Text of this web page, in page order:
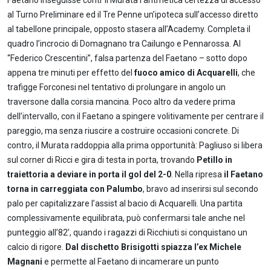
al Turno Preliminare ed il Tre Penne un’ipoteca sull’accesso diretto
al tabellone principale, opposto stasera all’Academy. Completa il
quadro l’incrocio di Domagnano tra Cailungo e Pennarossa. Al
“Federico Crescentini”, falsa partenza del Faetano – sotto dopo
appena tre minuti per effetto delfuoco amico di Acquarelli, che
trafigge Forconesi nel tentativo di prolungare in angolo un
traversone dalla corsia mancina. Poco altro da vedere prima
dell’intervallo, con il Faetano a spingere volitivamente per centrare il
pareggio, ma senza riuscire a costruire occasioni concrete. Di
contro, il Murata raddoppia alla prima opportunità: Pagliuso si libera
sul corner di Ricci e gira di testa in porta, trovando Petillo in
traiettoria a deviare in porta il gol del 2-0 . Nella ripresa il Faetano
torna in carreggiata con Palumbo, bravo ad inserirsi sul secondo
palo per capitalizzare l’assist al bacio di Acquarelli. Una partita
complessivamente equilibrata, può confermarsi tale anche nel
punteggio all’82’, quando i ragazzi di Ricchiuti si conquistano un
calcio di rigore. Dal dischetto Brisigotti spiazza l’ex Michele
Magnani e permette al Faetano di incamerare un punto